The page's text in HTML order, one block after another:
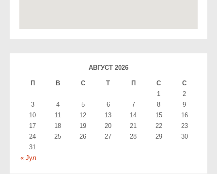
АВГУСТ 2026
П В С T П С С
« Јул
1
2
3
4 5 6 7 8
9
10
11 12 13 14 15
16
17
18 19 20 21 22
23
24
25 26 27 28 29
30
31